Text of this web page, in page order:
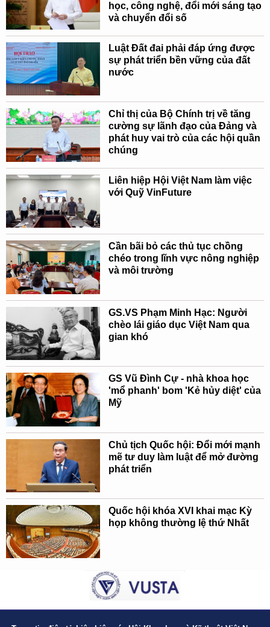
học, công nghệ, đổi mới sáng tạo
và chuyển đổi số
Luật Đất đai phải đáp ứng được
sự phát triển bền vững của đất
nước
Chỉ thị của Bộ Chính trị về tăng
cường sự lãnh đạo của Đảng và
phát huy vai trò của các hội quần
chúng
Liên hiệp Hội Việt Nam làm việc
với Quỹ VinFuture
Cần bãi bỏ các thủ tục chồng
chéo trong lĩnh vực nông nghiệp
và môi trường
GS.VS Phạm Minh Hạc: Người
chèo lái giáo dục Việt Nam qua
gian khó
GS Vũ Đình Cự - nhà khoa học
'mổ phanh' bom 'Kẻ hủy diệt' của
Mỹ
Chủ tịch Quốc hội: Đổi mới mạnh
mẽ tư duy làm luật để mở đường
phát triển
Quốc hội khóa XVI khai mạc Kỳ
họp không thường lệ thứ Nhất